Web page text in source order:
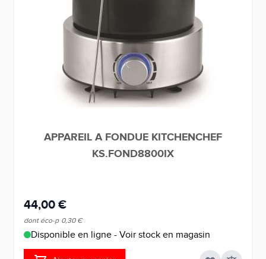
APPAREIL A FONDUE KITCHENCHEF
KS.FOND8800IX
44,00 €
dont éco-p 0,30 €
Disponible en ligne - Voir stock en magasin